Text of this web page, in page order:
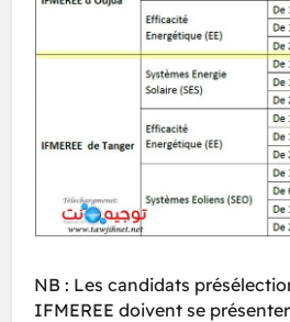
NB : Les candidats
IFMEREE doivent se